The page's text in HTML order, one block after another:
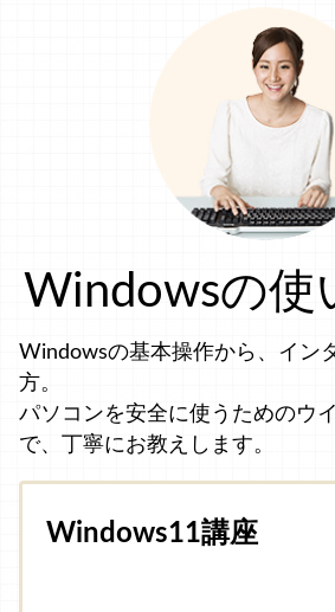
Windowsの使
Windowsの基本操作から、イン
方。
パソコンを安全に使うためのウ
で、丁寧にお教えします。
Windows11講座